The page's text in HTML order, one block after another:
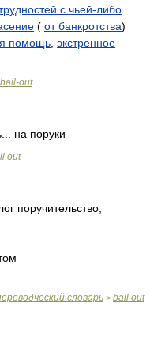
с чьей-либо
( от банкротства)
помощь экстренное
bail-out
на поруки
out
поручительство;
словарь > bail out